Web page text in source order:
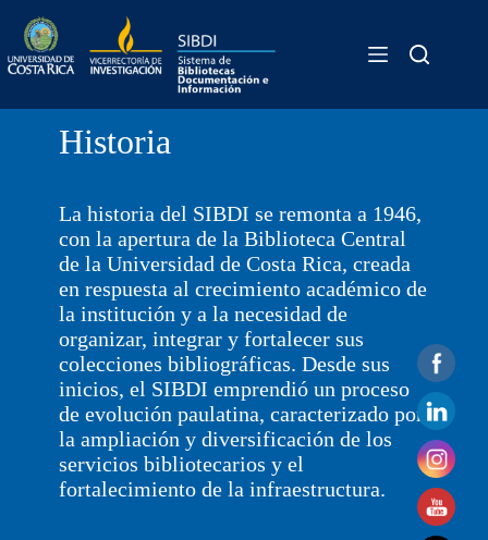
content
Historia
La historia del SIBDI se remonta a 1946,
con la apertura de la Biblioteca Central
de la Universidad de Costa Rica, creada
en respuesta al crecimiento académico de
la institución y a la necesidad de
organizar, integrar y fortalecer sus
colecciones bibliográficas. Desde sus
inicios, el SIBDI emprendió un proceso
de evolución paulatina, caracterizado por
la ampliación y diversificación de los
servicios bibliotecarios y el
fortalecimiento de la infraestructura.